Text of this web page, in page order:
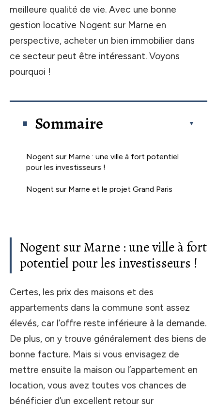
meilleure qualité de vie. Avec une bonne
gestion locative Nogent sur Marne en
perspective, acheter un bien immobilier dans
ce secteur peut être intéressant. Voyons
pourquoi !
Sommaire
Nogent sur Marne : une ville à fort potentiel
pour les investisseurs !
Nogent sur Marne et le projet Grand Paris
Nogent sur Marne : une ville à fort
potentiel pour les investisseurs !
Certes, les prix des maisons et des
appartements dans la commune sont assez
élevés, car l’offre reste inférieure à la demande.
De plus, on y trouve généralement des biens de
bonne facture. Mais si vous envisagez de
mettre ensuite la maison ou l’appartement en
location, vous avez toutes vos chances de
bénéficier d’un excellent retour sur